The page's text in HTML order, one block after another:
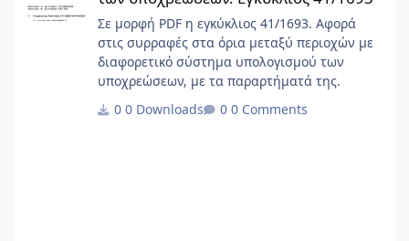
Σε μορφή PDF η εγκύκλιος 41/1693. Αφορά
στις συρραφές στα όρια μεταξύ περιοχών με
διαφορετικό σύστημα υπολογισμού των
υποχρεώσεων, με τα παραρτήματά της.
0 Downloads
0 Comments